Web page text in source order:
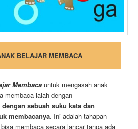
BELAJAR MEMBACA
Membaca untuk mengasah anak
membaca ialah dengan
sebuah suku kata dan
membacanya. Ini adalah tahapan
membaca secara lancar tanpa ada